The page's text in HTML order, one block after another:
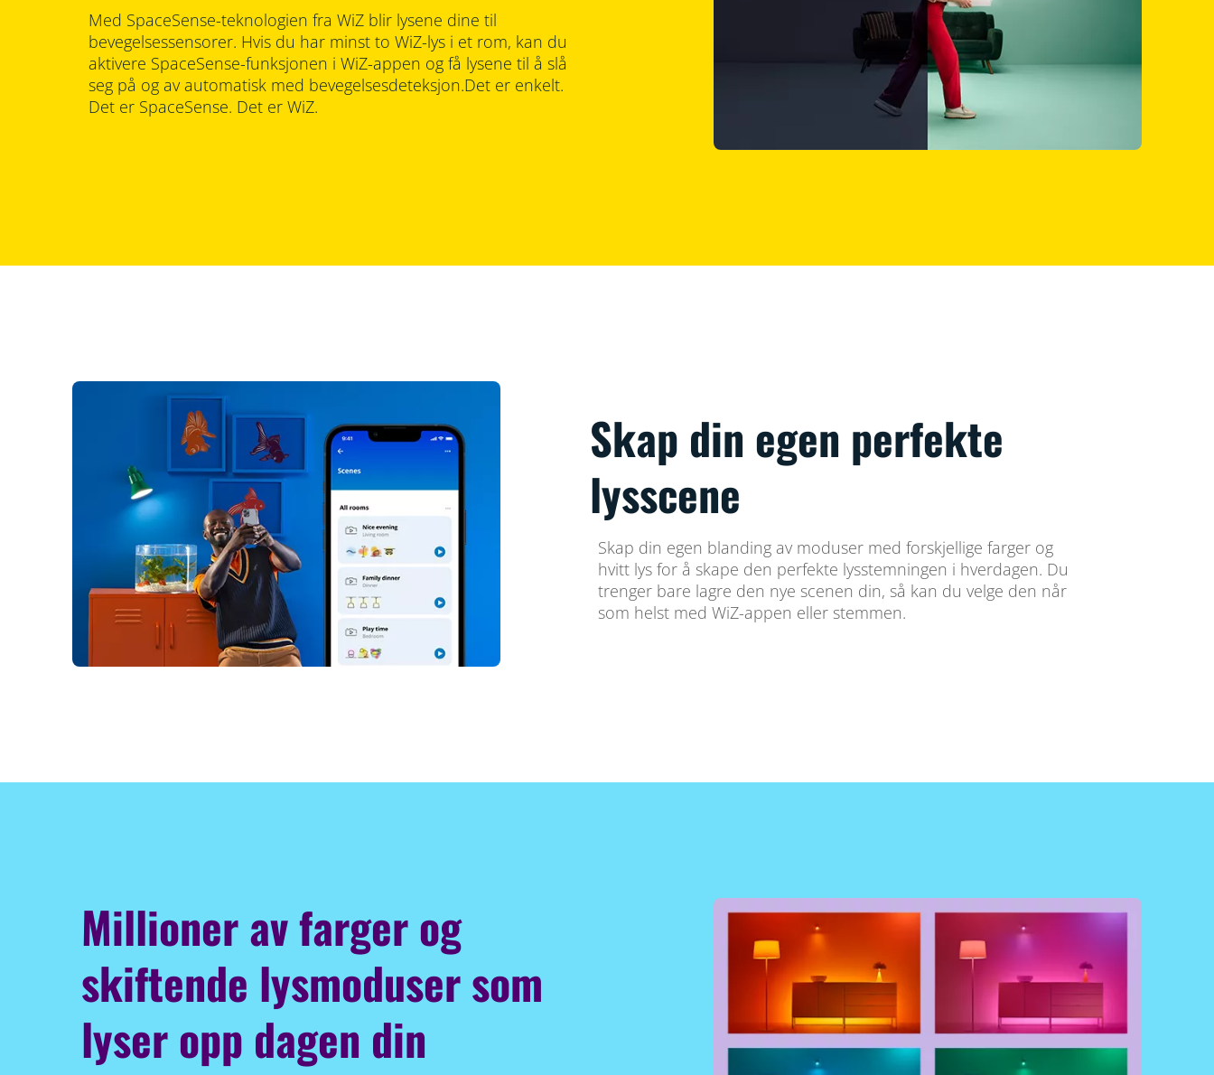
Med SpaceSense-teknologien fra WiZ blir lysene dine til
bevegelsessensorer. Hvis du har minst to WiZ-lys i et rom, kan du
aktivere SpaceSense-funksjonen i WiZ-appen og få lysene til å slå
seg på og av automatisk med bevegelsesdeteksjon.Det er enkelt.
Det er SpaceSense. Det er WiZ.
Skap din egen perfekte
lysscene
Skap din egen blanding av moduser med forskjellige farger og
hvitt lys for å skape den perfekte lysstemningen i hverdagen. Du
trenger bare lagre den nye scenen din, så kan du velge den når
som helst med WiZ-appen eller stemmen.
Millioner av farger og
skiftende lysmoduser som
lyser opp dagen din